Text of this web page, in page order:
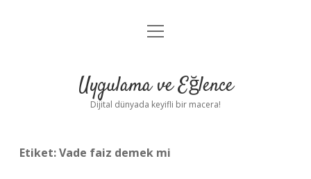
Anasayfa
Yasal Uyarı
menüyü
Uygulama ve Eğlence
Dijital dünyada keyifli bir macera!
Etiket:Vade faiz demek mi